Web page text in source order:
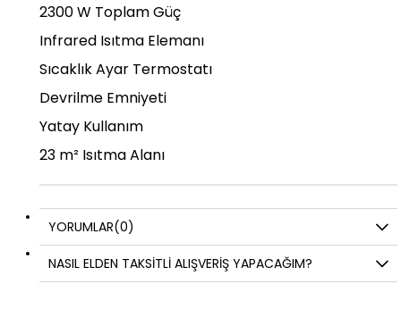
2300 W Toplam Güç
Infrared Isıtma Elemanı
Sıcaklık Ayar Termostatı
Devrilme Emniyeti
Yatay Kullanım
23 m² Isıtma Alanı
YORUMLAR(0)
NASIL ELDEN TAKSİTLİ ALIŞVERİŞ YAPACAĞIM?